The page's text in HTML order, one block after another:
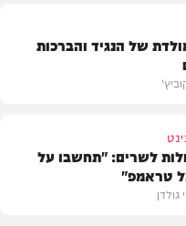
של הנגיד והברכות
לשרים: "תחשבו על
גולדן